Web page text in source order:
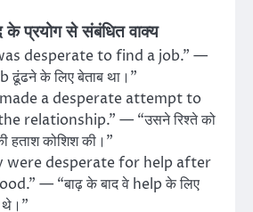
प्रयोग से संबंधित वाक्य
desperate to find a job.” —
ढूंढने के लिए बेताब था।”
a desperate attempt to
relationship.” — “उसने रिश्ते को
हताश कोशिश की।”
were desperate for help after
— “बाढ़ के बाद वे help के लिए
थे।”